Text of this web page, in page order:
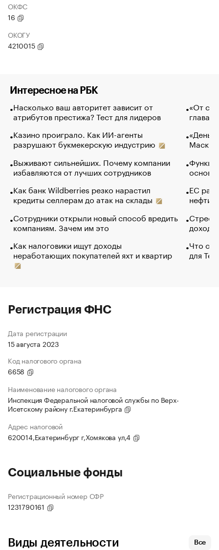
ОКФС
16
ОКОГУ
4210015
Интересное на РБК
Насколько ваш авторитет зависит от
атрибутов престижа? Тест для лидеров
Казино проиграло. Как ИИ-агенты
разрушают букмекерскую индустрию
Выживают сильнейших. Почему компании
избавляются от лучших сотрудников
Как банк Wildberries резко нарастил
кредиты селлерам до атак на склады
Сотрудники открыли новый способ вредить
компаниям. Зачем им это
Как налоговики ищут доходы
неработающих покупателей яхт и квартир
«От
глава
Маск в
основ
ЕС
нефти
Что
для
Регистрация ФНС
Дата регистрации
15 августа 2023
Код налогового органа
6658
Наименование налогового органа
Инспекция Федеральной налоговой службы по Верх-
Исетскому району г.Екатеринбурга
Адрес налоговой
620014,Екатеринбург г,Хомякова ул,4
Социальные фонды
Регистрационный номер СФР
1231790161
Виды деятельности Все